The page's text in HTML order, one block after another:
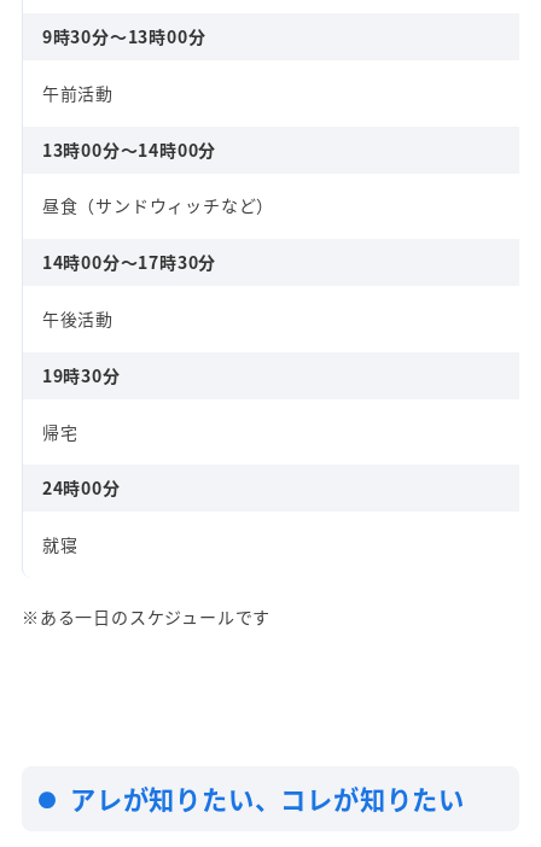
9時30分～13時00分
午前活動
13時00分～14時00分
昼食（サンドウィッチなど）
14時00分～17時30分
午後活動
19時30分
帰宅
24時00分
就寝
※ある一日のスケジュールです
アレが知りたい、コレが知りたい